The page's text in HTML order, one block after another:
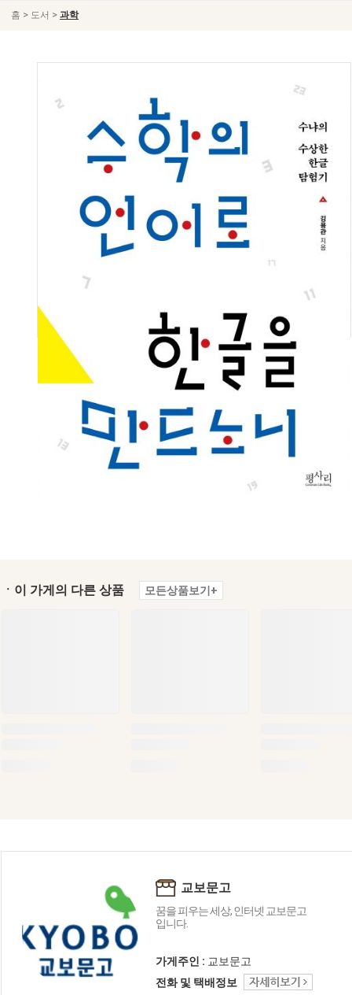
홈 > 도서 > 과학
ㆍ이 가게의 다른 상품 모든상품보기+
교보문고
꿈을 피우는 세상, 인터넷 교보문고
입니다.
가게주인 : 교보문고
전화 및 택배정보